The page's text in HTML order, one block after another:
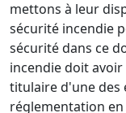
mettons à leur
sécurité incendie
sécurité dans ce
incendie doit
titulaire d'une des
réglementation